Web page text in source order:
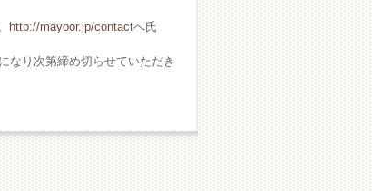
http://mayoor.jp/contactへ氏
なり次第締め切らせていただき